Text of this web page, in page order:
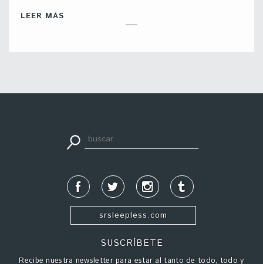
LEER MÁS
srsleepless.com
SUSCRÍBETE
Recibe nuestra newsletter para estar al tanto de todo, todo y